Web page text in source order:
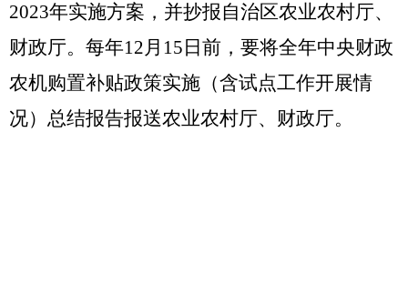
2023年实施方案，并抄报自治区农业农村厅、
财政厅。每年12月 15 日前，要将全年中央财政
农机购置补贴政策实施（含试点工作开展情
况）总结报告报送农业农村厅、财政厅。